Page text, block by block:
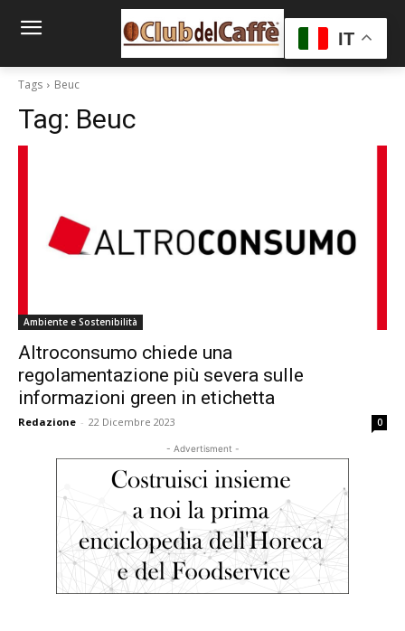
Tags Beuc
Tag: Beuc
Ambiente e Sostenibilità
Altroconsumo chiede una
regolamentazione più severa sulle
informazioni green in etichetta
Redazione - 22 Dicembre 2023 0
- Advertisment -
IT